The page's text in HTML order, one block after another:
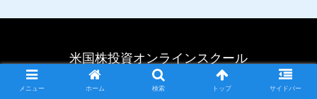
米国株投資オンラインスクール
© 2022 米国株投資オンラインスクール.
メニュー ホーム 検索 トップ サイドバー